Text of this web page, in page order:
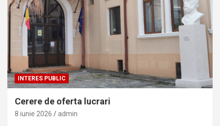
INTERES PUBLIC
Cerere de oferta lucrari
8 iunie 2026 admin